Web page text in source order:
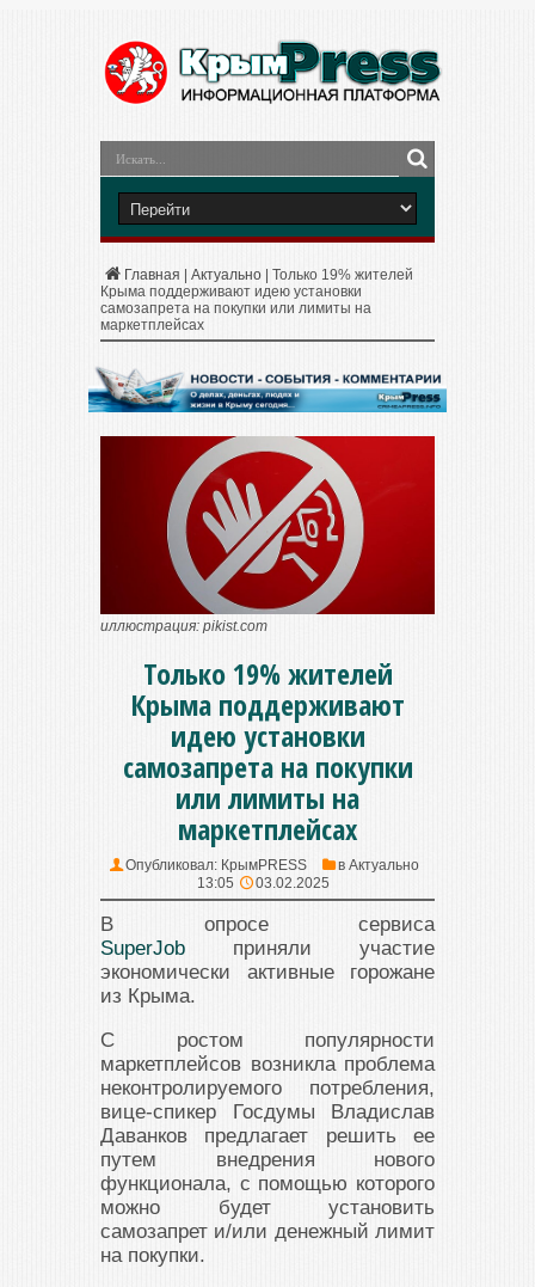
Главная Актуально
Только 19% жителей
Крыма поддерживают идею установки
самозапрета на покупки или лимиты на
маркетплейсах
иллюстрация: pikist.com
Только 19% жителей
Крыма поддерживают
идею установки
самозапрета на покупки
или лимиты на
маркетплейсах
Опубликовал: КрымPRESS в Актуально
13:05
03.02.2025
В опросе сервиса
SuperJob приняли участие
экономически активные горожане
из Крыма.
С ростом популярности
маркетплейсов возникла проблема
неконтролируемого потребления,
вице-спикер Госдумы Владислав
Даванков предлагает решить ее
путем внедрения нового
функционала, с помощью которого
можно будет установить
самозапрет и/или денежный лимит
на покупки.